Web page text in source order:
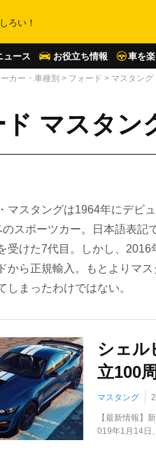
ろい！
ュース お役立ち情報 車を
ーカー・車種別 > フォード > マスタング
マスタン
マスタングは1964年にデビ
のスポーツカー。日本語表
受けた7代目。しかし、2016
から正規輸入。もとよりマ
しまったわけではない。
シェル
立100
マスタング
【最新情報】
019年1月14日